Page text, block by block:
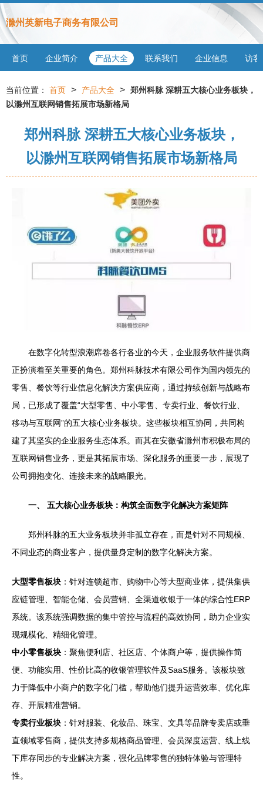
滁州英新电子商务有限公司
首页 企业简介 产品大全 联系我们 企业信息 访客
当前位置： 首页 > 产品大全 > 郑州科脉 深耕五大核心业务板块，
以滁州互联网销售拓展市场新格局
郑州科脉 深耕五大核心业务板块，
以滁州互联网销售拓展市场新格局
在数字化转型浪潮席卷各行各业的今天，企业服务软件提供商
正扮演着至关重要的角色。郑州科脉技术有限公司作为国内领先的
零售、餐饮等行业信息化解决方案供应商，通过持续创新与战略布
局，已形成了覆盖“大型零售、中小零售、专卖行业、餐饮行业、
移动与互联网”的五大核心业务板块。这些板块相互协同，共同构
建了其坚实的企业服务生态体系。而其在安徽省滁州市积极布局的
互联网销售业务，更是其拓展市场、深化服务的重要一步，展现了
公司拥抱变化、连接未来的战略眼光。
一、 五大核心业务板块：构筑全面数字化解决方案矩阵
郑州科脉的五大业务板块并非孤立存在，而是针对不同规模、
不同业态的商业客户，提供量身定制的数字化解决方案。
大型零售板块 ：针对连锁超市、购物中心等大型商业体，提供集供
应链管理、智能仓储、会员营销、全渠道收银于一体的综合性ERP
系统。该系统强调数据的集中管控与流程的高效协同，助力企业实
现规模化、精细化管理。
中小零售板块 ：聚焦便利店、社区店、个体商户等，提供操作简
便、功能实用、性价比高的收银管理软件及SaaS服务。该板块致
力于降低中小商户的数字化门槛，帮助他们提升运营效率、优化库
存、开展精准营销。
专卖行业板块 ：针对服装、化妆品、珠宝、文具等品牌专卖店或垂
直领域零售商，提供支持多规格商品管理、会员深度运营、线上线
下库存同步的专业解决方案，强化品牌零售的独特体验与管理特
性。